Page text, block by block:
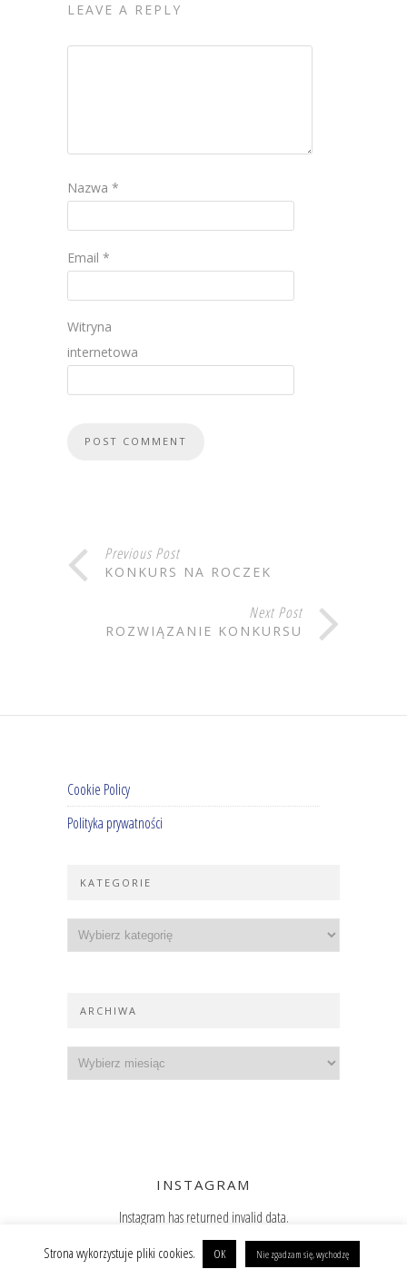
LEAVE A REPLY
Nazwa *
Email *
Witryna
internetowa
Previous Post
KONKURS NA ROCZEK
Next Post
ROZWIĄZANIE KONKURSU
Cookie Policy
Polityka prywatności
KATEGORIE
ARCHIWA
INSTAGRAM
Instagram has returned invalid data.
Zajrzyj też na Instagram
Strona wykorzystuje pliki cookies. OK Nie zgadzam się, wychodzę